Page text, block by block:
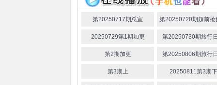
恩伊
汉 桂纶镁 新田真剑佑 草
野大成
第20250717期总宣 第20250720期超前抢
20250729第1期加更 第20250730期旅行
第2期加更 第20250806期旅行
第3期上 20250811第3期下